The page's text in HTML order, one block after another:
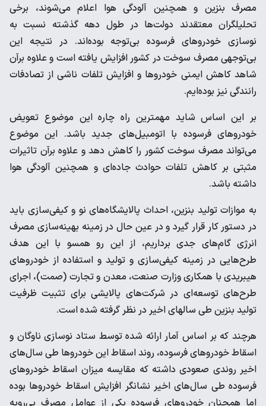
مصرف بنزین و همچنین آلودگی هوا اعلام می‌شوند، برخی
تحلیلگران معتقدند دولت‌ها در طول دهه گذشته نسبت به
نوسازی خودروهای فرسوده بی‌توجه بوده‌اند. در نتیجه این
بی‌توجهی مصرف سوخت در کشور افزایش یافته است و علاوه برآن
شاهد کاهش ایمنی خودروها و افزایش تلفات ناشی از تصادفات
رانندگی نیز بوده‌ایم.
بر این اساس شاید مهمترین راه چاره این موضوع تعویض
خودروهای فرسوده با اتومبیل‌های جدید باشد. این موضوع
می‌تواند مصرف سوخت کشور را کاهش دهد و علاوه برآن تاثیرات
مثبتی بر کاهش تلفات حوادث جاده‌ای و همچنین آلودگی هوا
داشته باشد.
به موازات تولید بنزین، احداث پالایشگاه‌های نو و کیفی‌سازی باید
در دستور کار قرار گیرد و در عین حال در زمینه بهینه‌سازی مصرف
انرژی گام‌های جدی برداریم، از این رو همسو با این هدف
طرح‌هایی در زمینه کیفی‌سازی و تولید و استفاده از خودروهای
هیبریدی با همکاری وزارت صنعت، معدن و تجارت (صمت)، اجرای
طرح‌های توسعه‌ای در شرکت‌های پالایشی برای تثبیت ظرفیت
تولید بنزین طی سالهای اخیر در نظر گرفته شده است.
هرچند که بر اساس آمار ارائه شده توسط ستاد نوسازی ناوگان و
اسقاط خودروهای فرسوده، روند اسقاط این خودروها طی سال‌های
اخیر روندی صعودی داشته که مقایسه میزان اسقاط خودروهای
فرسوده طی سال‌های اخیر نشانگر افزایش اسقاط خودروها بوده
اما همچنان خودروهای فرسوده یکی از عوامل مصرف بی‌رویه